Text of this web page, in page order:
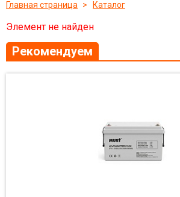
Главная страница
Каталог
Элемент не найден
Рекомендуем